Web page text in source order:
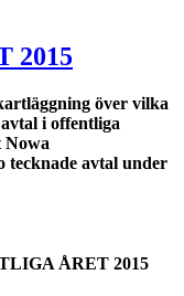
2015
över vilka
i offentliga
Nowa
tecknade avtal under
ÅRET 2015